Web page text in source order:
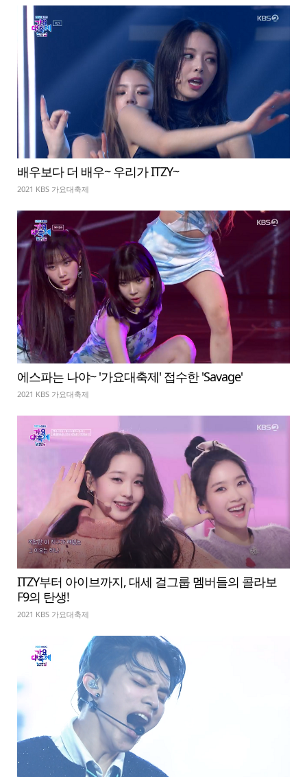
배우보다 더 배우~ 우리가 ITZY~
2021 KBS 가요대축제
에스파는 나야~ '가요대축제' 접수한 'Savage'
2021 KBS 가요대축제
ITZY부터 아이브까지, 대세 걸그룹 멤버들의 콜라보
F9의 탄생!
2021 KBS 가요대축제